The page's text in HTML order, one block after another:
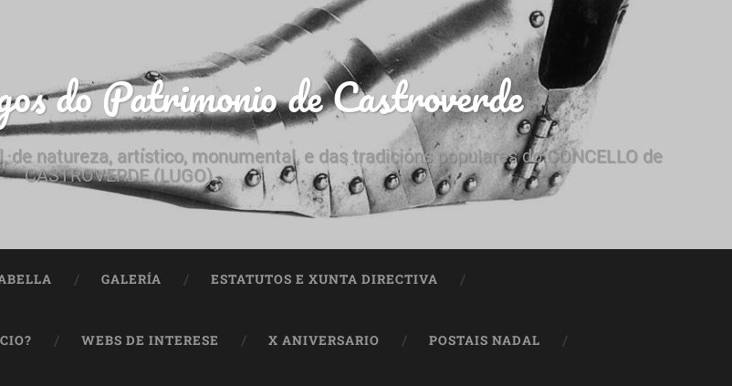
do Patrimonio de Castroverde
natureza, artístico, monumental, e das tradicións populares do CONCELLO de
CASTROVERDE (LUGO)
GALERÍA ESTATUTOS E XUNTA DIRECTIVA
WEBS DE INTERESE X ANIVERSARIO POSTAIS NADAL